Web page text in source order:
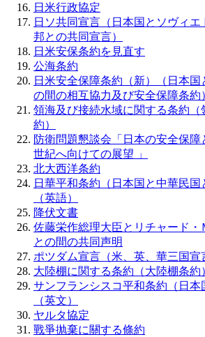
日米行政協定
日ソ共同宣言（日本国とソヴィ
邦との共同宣言）
日米安保条約を見直す
公海条約
日米安全保障条約（新）（日本国
の間の相互協力及び安全保障条約
領海及び接続水域に関する条約（
約）
防衛問題懇談会「日本の安全保障
世紀へ向けての展望 」
北大西洋条約
日華平和条約（日本国と中華民国
（英語）
降伏文書
佐藤栄作総理大臣とリチャード・
との間の共同声明
ポツダム宣言（米、英、華三国宣
大陸棚に関する条約（大陸棚条約
サンフランシスコ平和条約（日本
（英文）
ヤルタ協定
戰爭抛棄に關する條約